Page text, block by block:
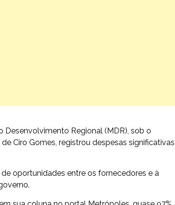
Desenvolvimento Regional (MDR), sob o
Ciro Gomes, registrou despesas significativas
oportunidades entre os fornecedores e à